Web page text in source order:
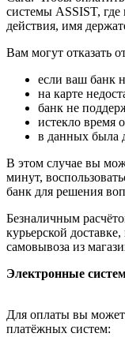
системы ASSIST,
действия, имя
Вам могут отказать
если ваш банк
на карте
банк не
истекло время
в данных была
В этом случае вы
минут,
банк для решения
Безналичным
курьерской
самовывоза из
Электронные
Для оплаты вы
платёжных систем: